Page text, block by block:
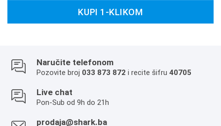
KUPI 1-KLIKOM
Naručite telefonom
Pozovite broj 033 873 872 i recite šifru 40705
Live chat
Pon-Sub od 9h do 21h
prodaja@shark.ba